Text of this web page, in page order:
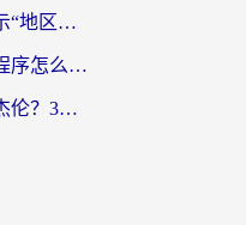
在海外听喜马拉雅总提示“地区限制”？3步轻松解除+听国内音乐全攻略
在国外登录不了国内小程序怎么办？选对回国加速器，轻松解锁国内资源
在美国怎么用酷我听周杰伦？3步搞定海外听歌难题